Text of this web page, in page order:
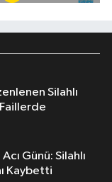
Günü: Silahlı
Kaybetti